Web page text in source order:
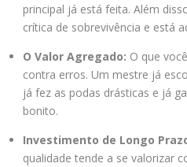
principal já está feita. Além
crítica de sobrevivência e está
O Valor Agregado: O que
contra erros. Um mestre já
já fez as podas drásticas e já
bonito.
Investimento de Longo
qualidade tende a se valorizar